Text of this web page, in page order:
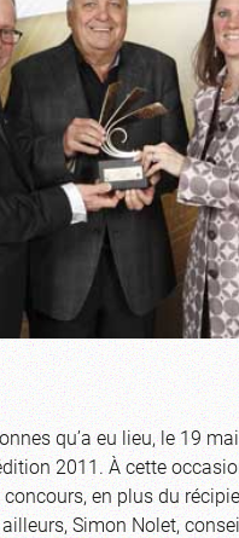
qu’a eu lieu, le 19
2011. À cette
en plus du
Simon Nolet,